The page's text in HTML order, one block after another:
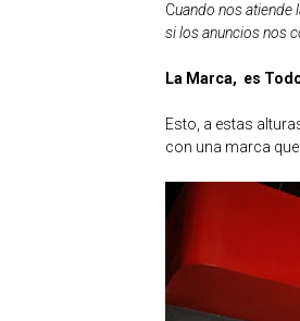
Cuando nos atiende
si los anuncios nos
La Marca, es
Esto, a estas
con una marca